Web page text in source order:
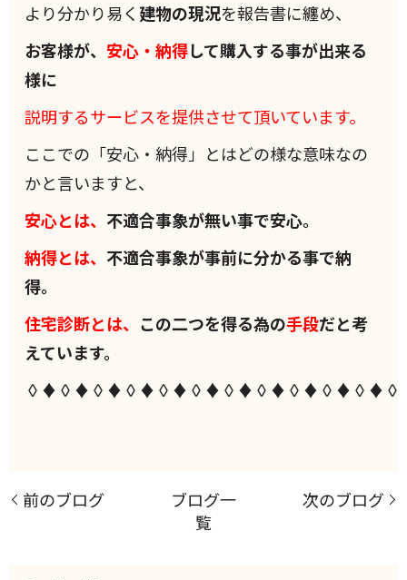
より分かり易く 建物の現況を報告書に纏め、
お客様が、 安心・納得して購入する事が出来る
様に
説明するサービスを提供させて頂いています。
ここでの「安心・納得」とはどの様な意味なの
かと言いますと、
安心とは、 不適合事象が無い事で安心。
納得とは、 不適合事象が事前に分かる事で納
得。
住宅診断とは、 この二つを得る為の手段だと考
えています。
前のブログ
ブログ一
覧
次のブログ